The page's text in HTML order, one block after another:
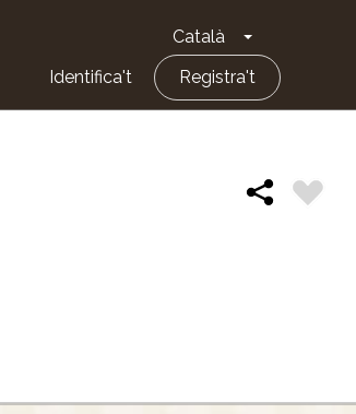
Català Toggle
Identifica't Registra't